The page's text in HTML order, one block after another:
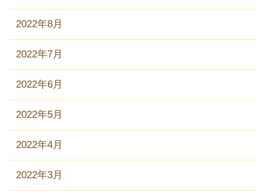
2022年8月
2022年7月
2022年6月
2022年5月
2022年4月
2022年3月